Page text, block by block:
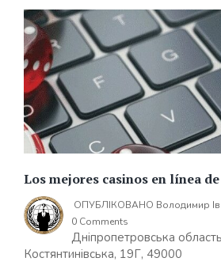
Los mejores casinos en línea
ОПУБЛІКОВАНО Володимир
0 Comments
Дніпропетровська
Костянтинівська, 19Г, 49000